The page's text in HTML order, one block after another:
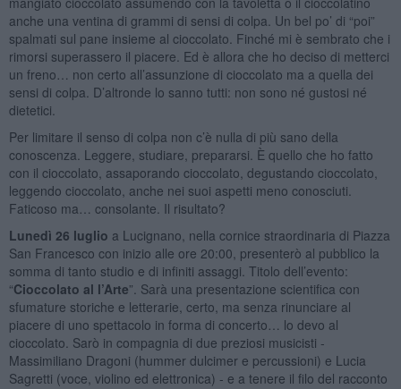
anche una ventina di grammi di sensi di colpa. Un bel po’ di “poi”
spalmati sul pane insieme al cioccolato. Finché mi è sembrato che i
rimorsi superassero il piacere. Ed è allora che ho deciso di metterci
un freno… non certo all’assunzione di cioccolato ma a quella dei
sensi di colpa. D’altronde lo sanno tutti: non sono né gustosi né
dietetici.
Per limitare il senso di colpa non c’è nulla di più sano della
conoscenza. Leggere, studiare, prepararsi. È quello che ho fatto
con il cioccolato, assaporando cioccolato, degustando cioccolato,
leggendo cioccolato, anche nei suoi aspetti meno conosciuti.
Faticoso ma… consolante. Il risultato?
Lunedì 26 luglio a Lucignano, nella cornice straordinaria di Piazza
San Francesco con inizio alle ore 20:00, presenterò al pubblico la
somma di tanto studio e di infiniti assaggi. Titolo dell’evento:
“Cioccolato al l’Arte”. Sarà una presentazione scientifica con
sfumature storiche e letterarie, certo, ma senza rinunciare al
piacere di uno spettacolo in forma di concerto… lo devo al
cioccolato. Sarò in compagnia di due preziosi musicisti -
Massimiliano Dragoni (hummer dulcimer e percussioni) e Lucia
Sagretti (voce, violino ed elettronica) - e a tenere il filo del racconto